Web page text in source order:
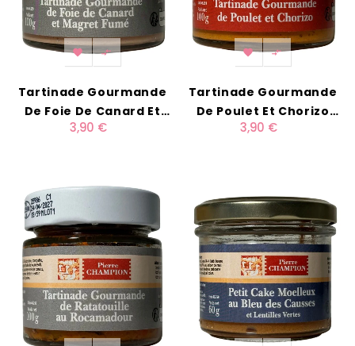
 
Tartinade Gourmande
De Foie De Canard Et
Magret Fumé 100g
3,90 €
 
Tartinade Gourmande
De Poulet Et Chorizo
100g
3,90 €